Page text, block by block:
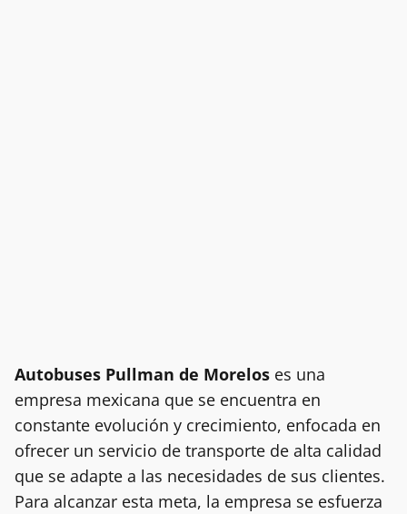
Autobuses Pullman de Morelos es una
empresa mexicana que se encuentra en
constante evolución y crecimiento, enfocada en
ofrecer un servicio de transporte de alta calidad
que se adapte a las necesidades de sus clientes.
Para alcanzar esta meta, la empresa se esfuerza